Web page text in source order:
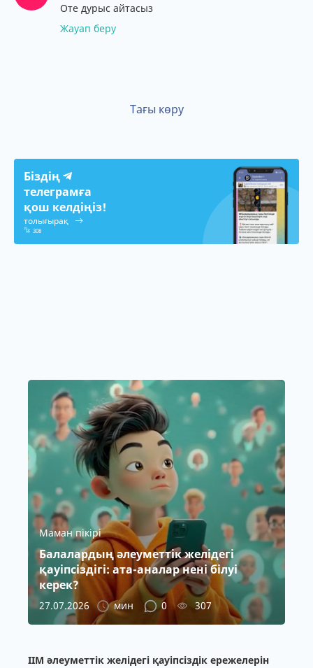
Оте дурыс айтасыз
Жауап беру
Тағы көру
Біздің
телеграмға
қош келдіңіз!
толығырақ
308
Маман пікірі
Балалардың әлеуметтік желідегі
қауіпсіздігі: ата-аналар нені білуі
керек?
27.07.2026 мин 0 307
ІІМ әлеуметтік желідегі қауіпсіздік ережелерін